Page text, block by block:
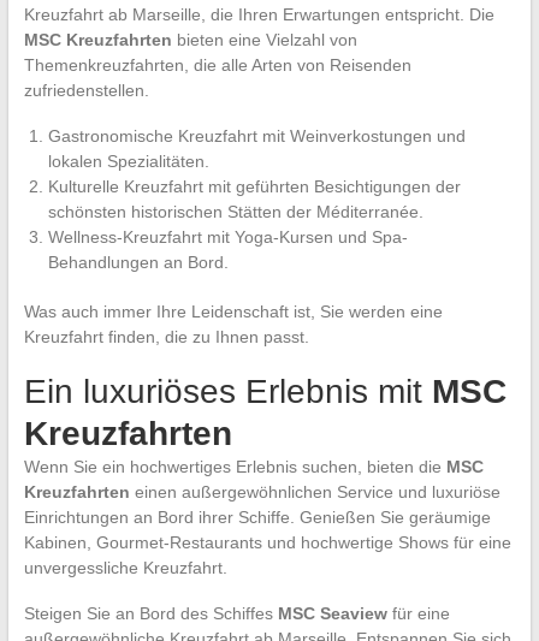
Kreuzfahrt ab Marseille, die Ihren Erwartungen entspricht. Die
MSC Kreuzfahrten bieten eine Vielzahl von
Themenkreuzfahrten, die alle Arten von Reisenden
zufriedenstellen.
Gastronomische Kreuzfahrt mit Weinverkostungen und
lokalen Spezialitäten.
Kulturelle Kreuzfahrt mit geführten Besichtigungen der
schönsten historischen Stätten der Méditerranée.
Wellness-Kreuzfahrt mit Yoga-Kursen und Spa-
Behandlungen an Bord.
Was auch immer Ihre Leidenschaft ist, Sie werden eine
Kreuzfahrt finden, die zu Ihnen passt.
Ein luxuriöses Erlebnis mit MSC
Kreuzfahrten
Wenn Sie ein hochwertiges Erlebnis suchen, bieten die MSC
Kreuzfahrten einen außergewöhnlichen Service und luxuriöse
Einrichtungen an Bord ihrer Schiffe. Genießen Sie geräumige
Kabinen, Gourmet-Restaurants und hochwertige Shows für eine
unvergessliche Kreuzfahrt.
Steigen Sie an Bord des Schiffes MSC Seaviewfür eine